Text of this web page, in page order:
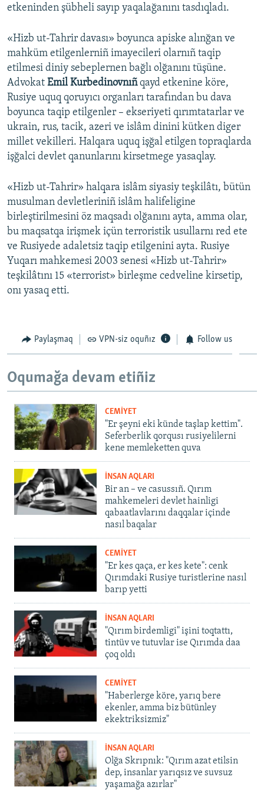
etkeninden şübheli sayıp yaqalağanını tasdıqladı.
«Hizb ut-Tahrir davası» boyunca apiske alınğan ve
mahküm etilgenlerniñ imayecileri olarnıñ taqip
etilmesi diniy sebeplernen bağlı olğanını tüşüne.
Advokat Emil Kurbedinovnıñqayd etkenine köre,
Rusiye uquq qoruyıcı organları tarafından bu dava
boyunca taqip etilgenler – ekseriyeti qırımtatarlar ve
ukrain, rus, tacik, azeri ve islâm dinini kütken diger
millet vekilleri. Halqara uquq işğal etilgen topraqlarda
işğalci devlet qanunlarını kirsetmege yasaqlay.
«Hizb ut-Tahrir» halqara islâm siyasiy teşkilâtı, bütün
musulman devletleriniñ islâm halifeligine
birleştirilmesini öz maqsadı olğanını ayta, amma olar,
bu maqsatqa irişmek içün terroristik usullarnı red ete
ve Rusiyede adaletsiz taqip etilgenini ayta. Rusiye
Yuqarı mahkemesi 2003 senesi «Hizb ut-Tahrir»
teşkilâtını 15 «terrorist» birleşme cedveline kirsetip,
onı yasaq etti.
Paylaşmaq VPN-siz oquñız Follow us
Oqumağa devam etiñiz
CEMİYET
"Er şeyni eki künde taşlap kettim".
Seferberlik qorqusı rusiyelilerni
kene memleketten quva
İNSAN AQLARI
Bir an – ve casussıñ. Qırım
mahkemeleri devlet hainligi
qabaatlavlarını daqqalar içinde
nasıl baqalar
CEMİYET
"Er kes qaça, er kes kete": cenk
Qırımdaki Rusiye turistlerine nasıl
barıp yetti
İNSAN AQLARI
"Qırım birdemligi" işini toqtattı,
tintüv ve tutuvlar ise Qırımda daa
çoq oldı
CEMİYET
"Haberlerge köre, yarıq bere
ekenler, amma biz bütünley
ekektriksizmiz"
İNSAN AQLARI
Olğa Skrıpnık: "Qırım azat etilsin
dep, insanlar yarıqsız ve suvsuz
yaşamağa azırlar"